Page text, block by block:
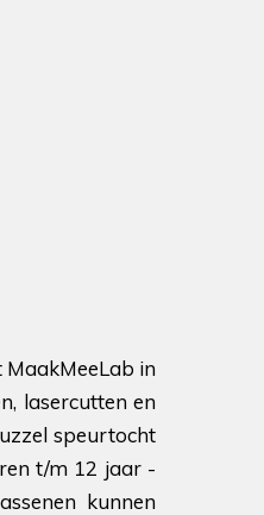
in
lasercutten en
speurtocht
t/m 12 jaar -
kunnen